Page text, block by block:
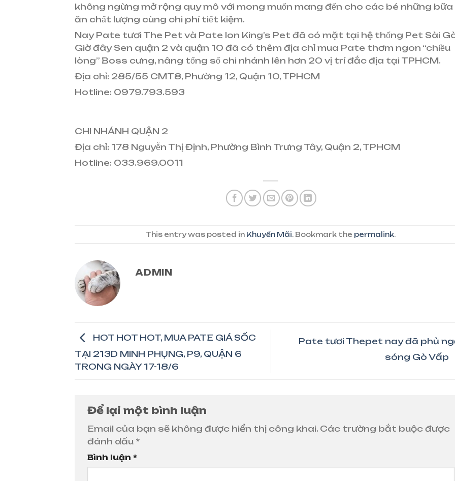
không ngừng mở rộng quy mô với mong muốn mang đến cho các bé những bữa
ăn chất lượng cùng chi phí tiết kiệm.
Nay Pate tươi The Pet và Pate lon King’s Pet đã có mặt tại hệ thống Pet Sài
Giờ đây Sen quận 2 và quận 10 đã có thêm địa chỉ mua Pate thơm ngon “chiều
lòng” Boss cưng, nâng tổng số chi nhánh lên hơn 20 vị trí đắc địa tại TPHCM.
Địa chỉ: 285/55 CMT8, Phường 12, Quận 10, TPHCM
Hotline: 0979.793.593
CHI NHÁNH QUẬN 2
Địa chỉ: 178 Nguyễn Thị Định, Phường Bình Trưng Tây, Quận 2, TPHCM
Hotline: 033.969.0011
This entry was posted in Khuyến Mãi. Bookmark the permalink.
ADMIN
HOT HOT HOT, MUA PATE GIÁ SỐC
TẠI 213D MINH PHỤNG, P9, QUẬN 6
TRONG NGÀY 17-18/6
Pate tươi Thepet nay đã phủ
sóng Gò Vấp
Để lại một bình luận
Email của bạn sẽ không được hiển thị công khai. Các trường bắt buộc được
đánh dấu *
Bình luận *